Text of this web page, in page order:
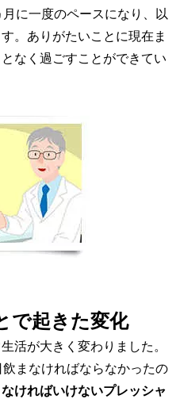
に一度のペースになり、以
。ありがたいことに現在ま
なく過ごすことができてい
で起きた変化
活が大きく変わりました。
まなければならなかったの
ければいけないプレッシャ